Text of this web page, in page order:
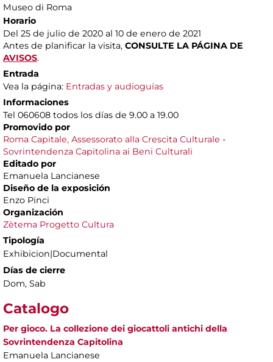
Museo di Roma
Horario
Del 25 de julio de 2020 al 10 de enero de 2021
Antes de planificar la visita, CONSULTE LA PÁGINA DE
AVISOS.
Entrada
Vea la página: Entradas y audioguías
Informaciones
Tel 060608 todos los días de 9.00 a 19.00
Promovido por
Roma Capitale, Assessorato alla Crescita Culturale -
Sovrintendenza Capitolina ai Beni Culturali
Editado por
Emanuela Lancianese
Diseño de la exposición
Enzo Pinci
Organización
Zètema Progetto Cultura
Tipología
Exhibicion|Documental
Días de cierre
Dom, Sab
Catalogo
Per gioco. La collezione dei giocattoli antichi della
Sovrintendenza Capitolina
Emanuela Lancianese